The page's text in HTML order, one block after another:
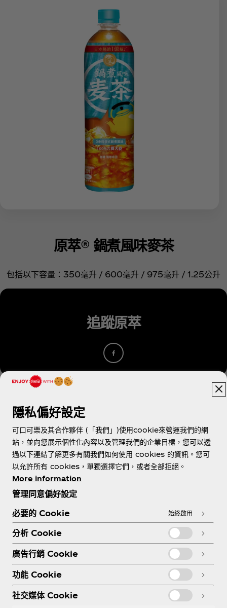
原萃® 鍋煮風味麥茶
包括以下容量：350毫升 / 600毫升 / 975毫升 / 1.25公升
追蹤原萃
Facebook
關於我們
需要協助？
法務
隱私偏好設定
可口可樂及其合作夥伴 (「我們」)使用cookie來營運我們的網
站，並向您展示個性化內容以及管理我們的企業目標，您可以透
過以下連結了解更多有關我們如何使用 cookies 的資訊。您可
以允許所有 cookies，單獨選擇它們，或者全部拒絕。
More information
管理同意偏好設定
必要的 Cookie
始終啟用
分析 Cookie
廣告行銷 Cookie
功能 Cookie
社交媒体 Cookie